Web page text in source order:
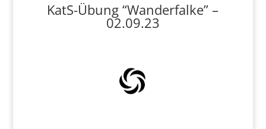
KatS-Übung “Wanderfalke” –
02.09.23